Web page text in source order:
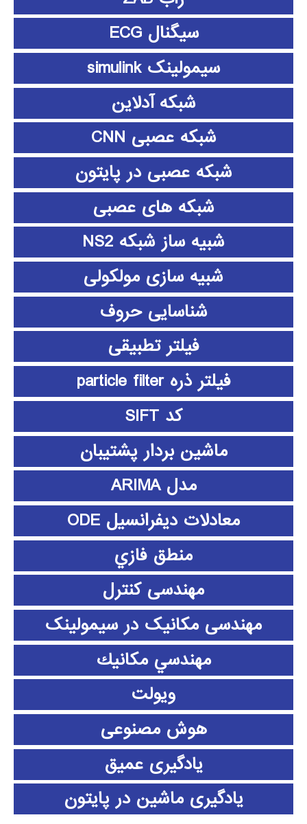
سیگنال ECG
سیمولینک simulink
شبکه آدلاین
شبکه عصبی CNN
شبکه عصبی در پایتون
شبکه های عصبی
شبیه ساز شبکه NS2
شبیه سازی مولکولی
شناسایی حروف
فیلتر تطبیقی
فیلتر ذره particle filter
کد SIFT
ماشین بردار پشتیبان
مدل ARIMA
معادلات دیفرانسیل ODE
منطق فازي
مهندسی کنترل
مهندسی مکانیک در سیمولینک
مهندسي مكانيك
ویولت
هوش مصنوعی
یادگیری عمیق
یادگیری ماشین در پایتون